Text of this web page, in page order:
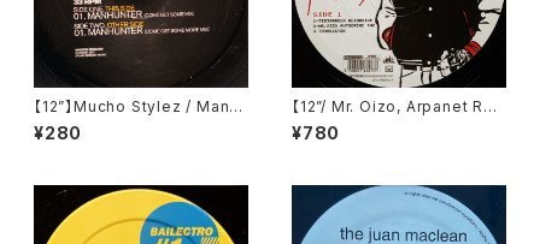
【12”】Mucho Stylez / Manhu
nter (Bush) (Bush 1048)
¥280
【12”/ Mr. Oizo, Arpanet Re
mix】Kavinsky / Teddy Boy
EP (Record Makers) (REC 2
¥780